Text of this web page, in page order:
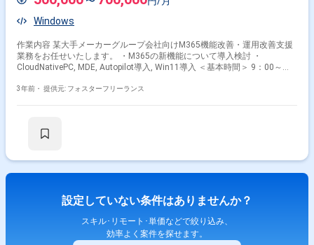
Windows
作業内容 某大手メーカーグループ会社向けM365機能改善・運用改善支援
業務をお任せいたします。 ・M365の新機能について導入検討 ・
CloudNativePC, MDE, Autopilot導入, Win11導入 ＜基本時間＞ 9：00～
3年前・ 提供元: フォスターフリーランス
設定していない条件はありませんか？
スキル･リモート･単価などで絞り込み、
効率よく案件を探せます。